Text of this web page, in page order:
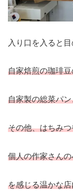
入り口を入ると
自家焙煎の珈琲
自家製の総菜パ
その他、はちみ
個人の作家さん
を感じる温かな